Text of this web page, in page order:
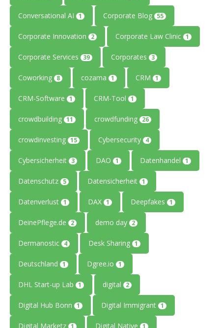
Conversational AI 1 Corporate Blog 55
Corporate Innovation 2 Corporate Law Clinic 1
Corporate Services 39 Corporates 3
Coworking 8 cozama 1 CRM 1
CRM-Software 1 CRM-Tool 1
crowdbuilding 11 crowdfunding 26
crowdinvesting 15 Cybersecurity 4
Cybersicherheit 3 DAO 1 Datenhandel 1
Datenschutz 5 Datensicherheit 1
Datenverlust 1 DAX 1 Deepfakes 1
DeinePflege.de 2 demo day 2
Dermanostic 4 Desk Sharing 1
Deutschland 1 Dgree.io 1
DHL Start-up Lab 1 digital 2
Digital Hub Bonn 1 Digital Immigrant 1
Digital Marketz 1 Digital Native 1